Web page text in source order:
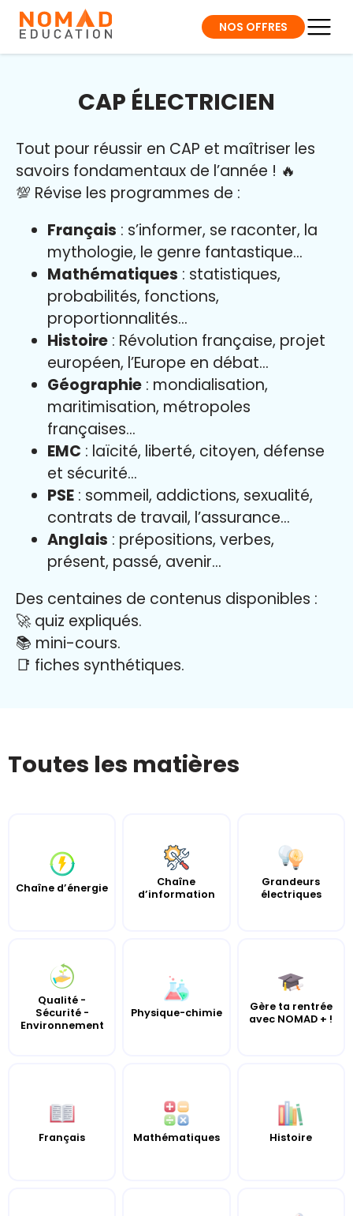
NOS OFFRES
CAP ÉLECTRICIEN
Tout pour réussir en CAP et maîtriser les
savoirs fondamentaux de l’année ! 🔥
💯 Révise les programmes de :
Français : s’informer, se raconter, la
mythologie, le genre fantastique…
Mathématiques : statistiques,
probabilités, fonctions,
proportionnalités…
Histoire : Révolution française, projet
européen, l’Europe en débat…
Géographie : mondialisation,
maritimisation, métropoles
françaises…
EMC : laïcité, liberté, citoyen, défense
et sécurité…
PSE : sommeil, addictions, sexualité,
contrats de travail, l’assurance…
Anglais : prépositions, verbes,
présent, passé, avenir…
Des centaines de contenus disponibles :
🚀 quiz expliqués.
📚 mini-cours.
📑 fiches synthétiques.
Toutes les matières
Chaîne d’énergie
Chaîne
d’information
Grandeurs
électriques
Qualité -
Sécurité -
Environnement
Physique-chimie
Gère ta rentrée
avec NOMAD + !
Français Mathématiques Histoire